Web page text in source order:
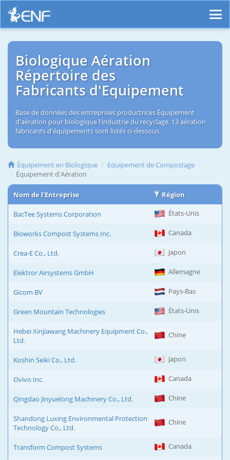
Biologique Aération
Répertoire des
Fabricants d'Equipement
Base de données des entreprises productrices Équipement
d'aération pour biologique l'industrie du recyclage. 13 aération
fabricants d'équipements sont listés ci-dessous.
Équipement en Biologique
Equipement de Compostage
Équipement d'Aération
Nom de l'Entreprise Région
BacTee Systems Corporation États-Unis
Bioworks Compost Systems Inc. Canada
Crea-E Co., Ltd. Japon
Elektror Airsystems GmbH Allemagne
Gicom BV Pays-Bas
Green Mountain Technologies États-Unis
Hebei Xinjiawang Machinery Equipment Co.,
Ltd.
Chine
Koshin Seiki Co., Ltd. Japon
Ovivo Inc. Canada
Qingdao Jinyuelong Machinery Co., Ltd. Chine
Shandong Luxing Environmental Protection
Technology Co., Ltd.
Chine
Transform Compost Systems Canada